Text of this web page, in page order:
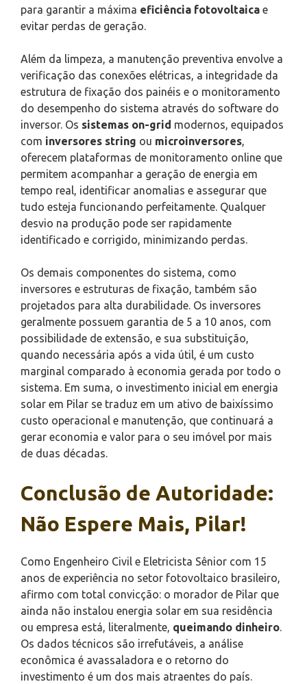
para garantir a máxima eficiência fotovoltaica e
evitar perdas de geração.
Além da limpeza, a manutenção preventiva envolve a
verificação das conexões elétricas, a integridade da
estrutura de fixação dos painéis e o monitoramento
do desempenho do sistema através do software do
inversor. Os sistemas on-grid modernos, equipados
com inversores string ou microinversores
oferecem plataformas de monitoramento online que
permitem acompanhar a geração de energia em
tempo real, identificar anomalias e assegurar que
tudo esteja funcionando perfeitamente. Qualquer
desvio na produção pode ser rapidamente
identificado e corrigido, minimizando perdas.
Os demais componentes do sistema, como
inversores e estruturas de fixação, também são
projetados para alta durabilidade. Os inversores
geralmente possuem garantia de 5 a 10 anos, com
possibilidade de extensão, e sua substituição,
quando necessária após a vida útil, é um custo
marginal comparado à economia gerada por todo o
sistema. Em suma, o investimento inicial em energia
solar em Pilar se traduz em um ativo de baixíssimo
custo operacional e manutenção, que continuará a
gerar economia e valor para o seu imóvel por mais
de duas décadas.
Conclusão de Autoridade:
Não Espere Mais, Pilar!
Como Engenheiro Civil e Eletricista Sênior com 15
anos de experiência no setor fotovoltaico brasileiro,
afirmo com total convicção: o morador de Pilar que
ainda não instalou energia solar em sua residência
ou empresa está, literalmente, queimando dinheiro
Os dados técnicos são irrefutáveis, a análise
econômica é avassaladora e o retorno do
investimento é um dos mais atraentes do país.